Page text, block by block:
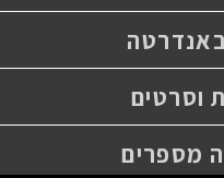
וסרטים
מספרים